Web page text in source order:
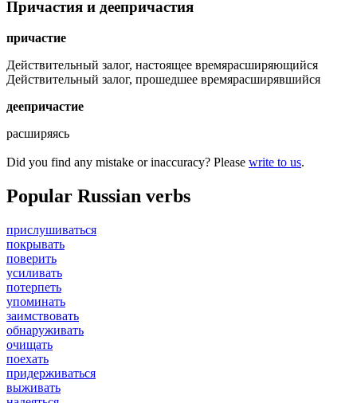
Причастия и деепричастия
причастие
Действительный залог, настоящее времярасширяющийся
Действительный залог, прошедшее времярасширявшийся
деепричастие
расширяясь
Did you find any mistake or inaccuracy? Please write to us.
Popular Russian verbs
прислушиваться
покрывать
поверить
усиливать
потерпеть
упоминать
заимствовать
обнаруживать
очищать
поехать
придерживаться
выживать